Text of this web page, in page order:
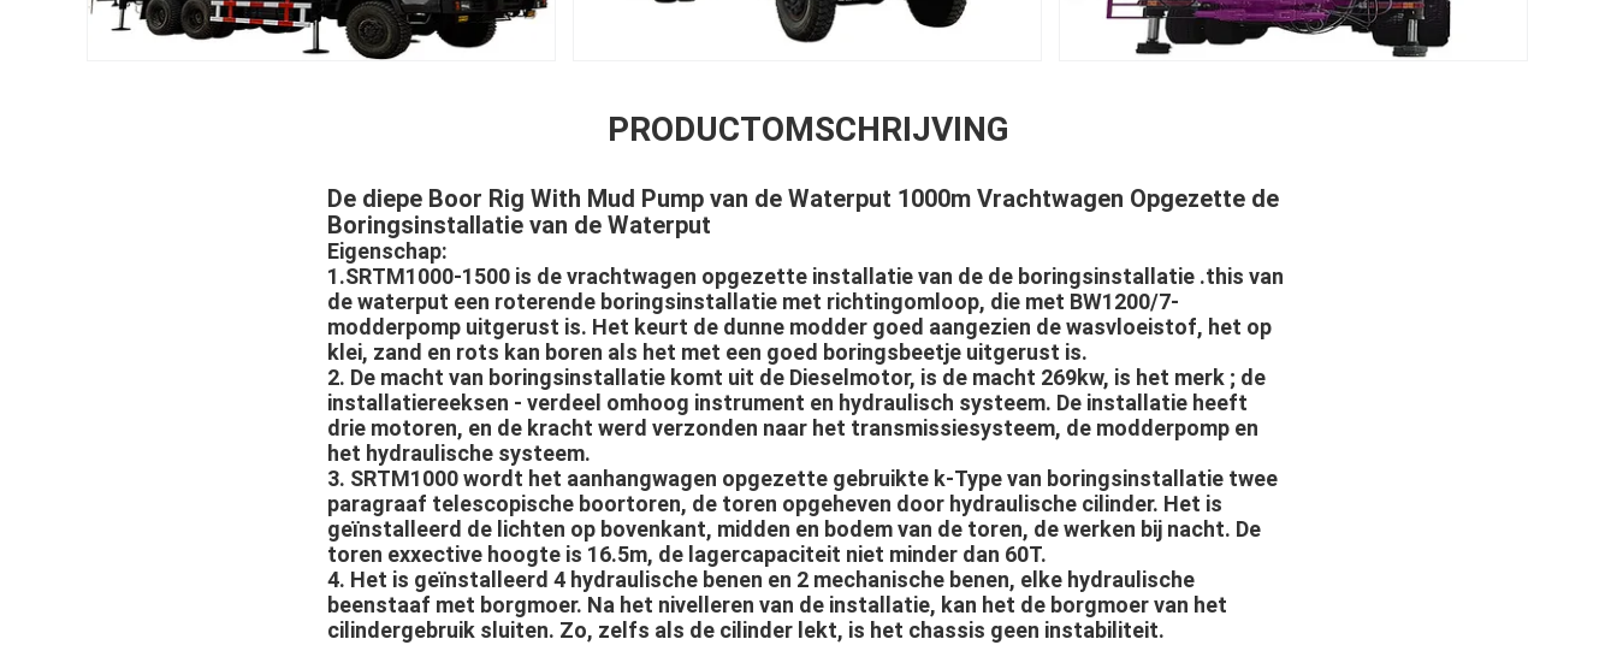
PRODUCTOMSCHRIJVING
De diepe Boor Rig With Mud Pump van de Waterput 1000m Vrachtwagen Opgezette de
Boringsinstallatie van de Waterput
Eigenschap:
1.SRTM1000-1500 is de vrachtwagen opgezette installatie van de de boringsinstallatie .this van
de waterput een roterende boringsinstallatie met richtingomloop, die met BW1200/7-
modderpomp uitgerust is. Het keurt de dunne modder goed aangezien de wasvloeistof, het op
klei, zand en rots kan boren als het met een goed boringsbeetje uitgerust is.
2. De macht van boringsinstallatie komt uit de Dieselmotor, is de macht 269kw, is het merk ; de
installatiereeksen - verdeel omhoog instrument en hydraulisch systeem. De installatie heeft
drie motoren, en de kracht werd verzonden naar het transmissiesysteem, de modderpomp en
het hydraulische systeem.
3. SRTM1000 wordt het aanhangwagen opgezette gebruikte k-Type van boringsinstallatie twee
paragraaf telescopische boortoren, de toren opgeheven door hydraulische cilinder. Het is
geïnstalleerd de lichten op bovenkant, midden en bodem van de toren, de werken bij nacht. De
toren exxective hoogte is 16.5m, de lagercapaciteit niet minder dan 60T.
4. Het is geïnstalleerd 4 hydraulische benen en 2 mechanische benen, elke hydraulische
beenstaaf met borgmoer. Na het nivelleren van de installatie, kan het de borgmoer van het
cilindergebruik sluiten. Zo, zelfs als de cilinder lekt, is het chassis geen instabiliteit.